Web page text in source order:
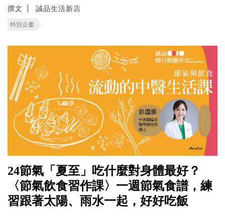
撰文 誠品生活新店
特別企畫
24節氣「夏至」吃什麼對身體最好？
〈節氣飲食習作課〉一週節氣食譜，練
習跟著太陽、雨水一起，好好吃飯